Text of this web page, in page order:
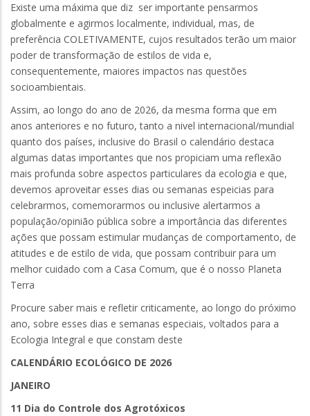
Existe uma máxima que diz ser importante pensarmos
globalmente e agirmos localmente, individual, mas, de
preferência COLETIVAMENTE, cujos resultados terão um maior
poder de transformação de estilos de vida e,
consequentemente, maiores impactos nas questões
socioambientais.
Assim, ao longo do ano de 2026, da mesma forma que em
anos anteriores e no futuro, tanto a nivel internacional/mundial
quanto dos países, inclusive do Brasil o calendário destaca
algumas datas importantes que nos propiciam uma reflexão
mais profunda sobre aspectos particulares da ecologia e que,
devemos aproveitar esses dias ou semanas espeicias para
celebrarmos, comemorarmos ou inclusive alertarmos a
população/opinião pública sobre a importância das diferentes
ações que possam estimular mudanças de comportamento, de
atitudes e de estilo de vida, que possam contribuir para um
melhor cuidado com a Casa Comum, que é o nosso Planeta
Terra
Procure saber mais e refletir criticamente, ao longo do próximo
ano, sobre esses dias e semanas especiais, voltados para a
Ecologia Integral e que constam deste
CALENDÁRIO ECOLÓGICO DE 2026
JANEIRO
11 Dia do Controle dos Agrotóxicos